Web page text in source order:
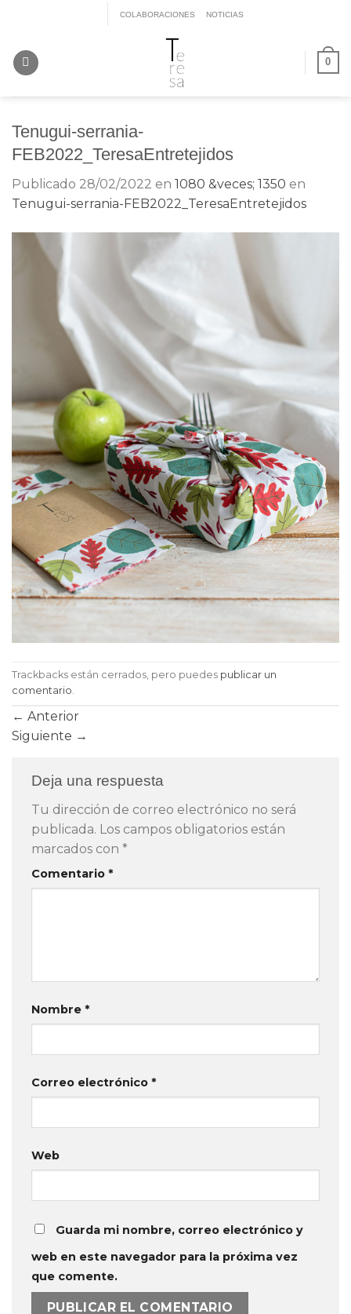
contenido
COLABORACIONES NOTICIAS
0
Tenugui-serrania-
FEB2022_TeresaEntretejidos
Publicado 28/02/2022 en 1080 &veces; 1350 en
Tenugui-serrania-FEB2022_TeresaEntretejidos
Trackbacks están cerrados, pero puedes publicar un
comentario.
← Anterior
Siguiente →
Deja una respuesta
Tu dirección de correo electrónico no será
publicada. Los campos obligatorios están
marcados con *
Comentario *
Nombre *
Correo electrónico *
Web
Guarda mi nombre, correo electrónico y
web en este navegador para la próxima vez
que comente.